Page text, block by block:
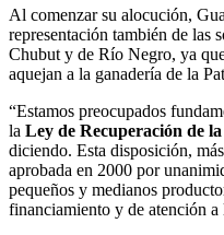
Al comenzar su alocución,
representación también de las
Chubut y de Río Negro, ya
aquejan a la ganadería de la
“Estamos preocupados
la Ley de Recuperación de
diciendo. Esta disposición,
aprobada en 2000 por
pequeños y medianos
financiamiento y de atención